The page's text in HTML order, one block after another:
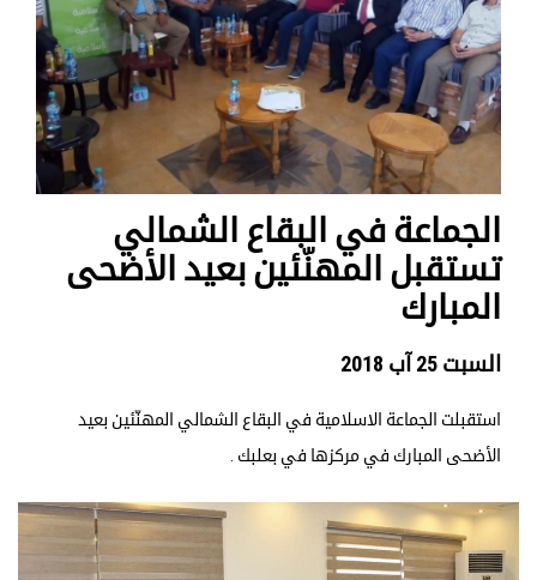
الجماعة في البقاع الشمالي
تستقبل المهنّئين بعيد الأضحى
المبارك
السبت 25 آب 2018
استقبلت الجماعة الاسلامية في البقاع الشمالي المهنّئين بعيد
الأضحى المبارك في مركزها في بعلبك .